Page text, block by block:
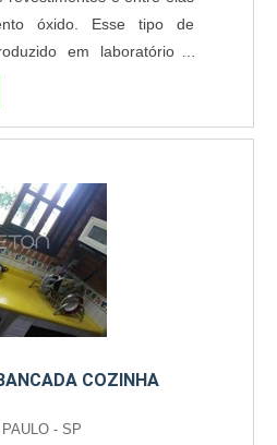
óxido. Esse tipo de
em laboratório e
rústica e sofisticada ao
nas mais diferentes
é considerado um
possui essa
é produzido com mini
COZINHA
- SP